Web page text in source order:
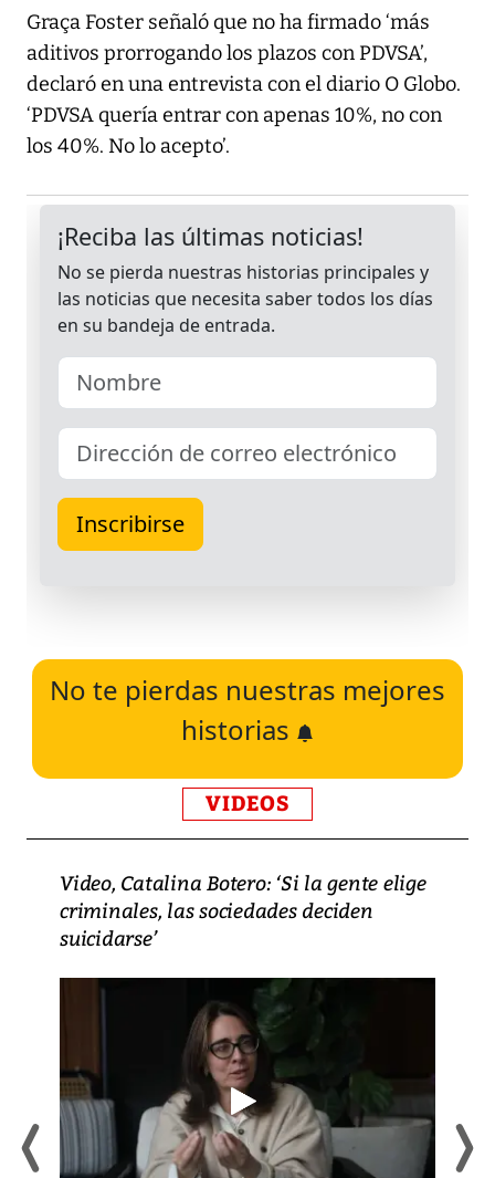
Graça Foster señaló que no ha firmado ‘más
aditivos prorrogando los plazos con PDVSA’,
declaró en una entrevista con el diario O Globo.
‘PDVSA quería entrar con apenas 10%, no con
los 40%. No lo acepto’.
No te pierdas nuestras mejores
historias
VIDEOS
Video, Catalina Botero: ‘Si la gente elige
criminales, las sociedades deciden
suicidarse’